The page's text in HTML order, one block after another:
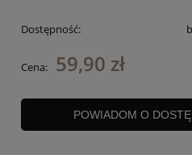
Dostępność:
Cena: 59,90 zł
POWIADOM O